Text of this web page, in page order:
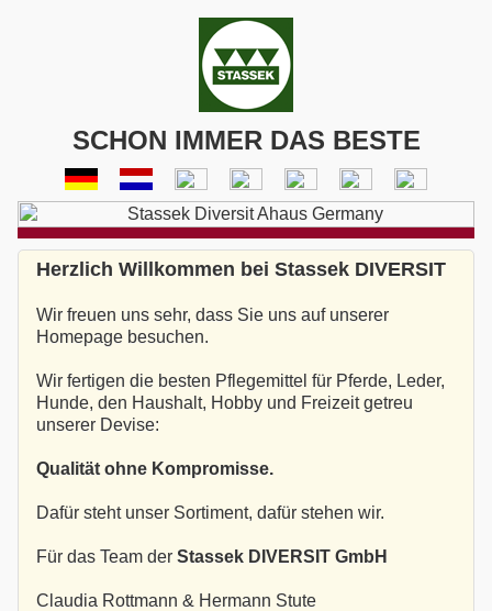
SCHON IMMER DAS BESTE
Herzlich Willkommen bei Stassek DIVERSIT
Wir freuen uns sehr, dass Sie uns auf unserer
Homepage besuchen.
Wir fertigen die besten Pflegemittel für Pferde, Leder,
Hunde, den Haushalt, Hobby und Freizeit getreu
unserer Devise:
Qualität ohne Kompromisse.
Dafür steht unser Sortiment, dafür stehen wir.
Für das Team der Stassek DIVERSIT GmbH
Claudia Rottmann & Hermann Stute